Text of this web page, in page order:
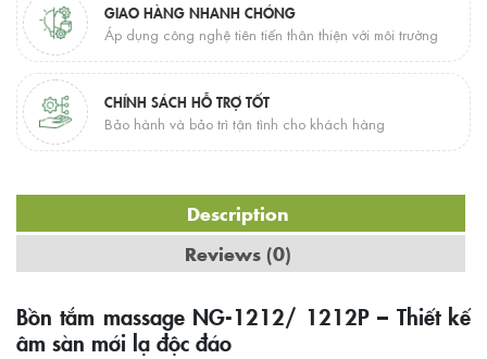
GIAO HÀNG NHANH CHÓNG
Áp dụng công nghệ tiên tiến thân thiện với môi trường
CHÍNH SÁCH HỖ TRỢ TỐT
Bảo hành và bảo trì tận tình cho khách hàng
Description
Reviews (0)
Bồn tắm massage NG-1212/ 1212P – Thiết kế
âm sàn mới lạ độc đáo